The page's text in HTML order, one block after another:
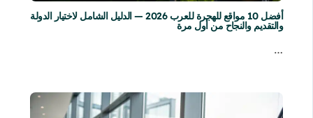
أفضل 10 مواقع للهجرة للعرب 2026 — الدليل الشامل لاختيار الدولة
والتقديم والنجاح من أول مرة
…